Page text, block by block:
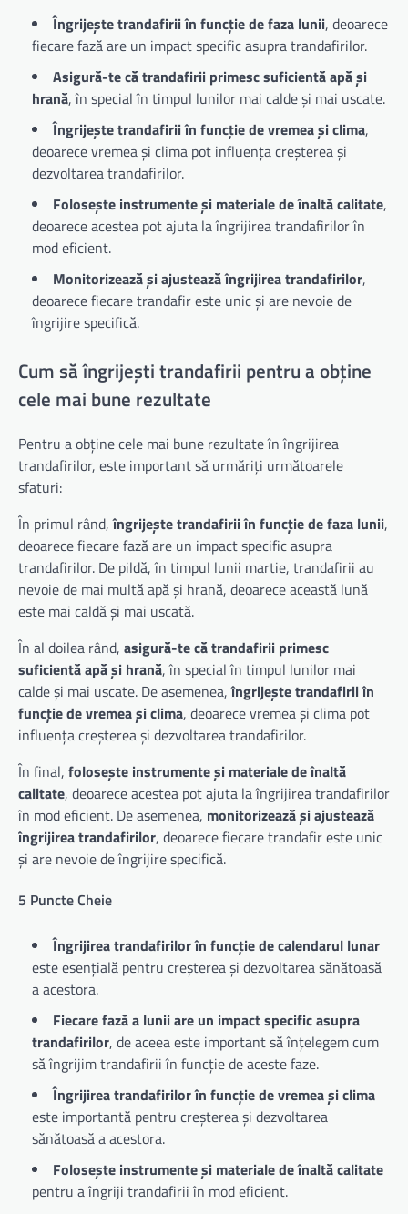
Îngrijește trandafirii în funcție de faza lunii, deoarece
fiecare fază are un impact specific asupra trandafirilor.
Asigură-te că trandafirii primesc suficientă apă și
hrană, în special în timpul lunilor mai calde și mai uscate.
Îngrijește trandafirii în funcție de vremea și clima,
deoarece vremea și clima pot influența creșterea și
dezvoltarea trandafirilor.
Folosește instrumente și materiale de înaltă calitate,
deoarece acestea pot ajuta la îngrijirea trandafirilor în
mod eficient.
Monitorizează și ajustează îngrijirea trandafirilor,
deoarece fiecare trandafir este unic și are nevoie de
îngrijire specifică.
Cum să îngrijești trandafirii pentru a obține
cele mai bune rezultate
Pentru a obține cele mai bune rezultate în îngrijirea
trandafirilor, este important să urmăriți următoarele
sfaturi:
În primul rând,îngrijește trandafirii în funcție de faza lunii,
deoarece fiecare fază are un impact specific asupra
trandafirilor. De pildă, în timpul lunii martie, trandafirii au
nevoie de mai multă apă și hrană, deoarece această lună
este mai caldă și mai uscată.
În al doilea rând, asigură-te că trandafirii primesc
suficientă apă și hrană, în special în timpul lunilor mai
calde și mai uscate. De asemenea,îngrijește trandafirii în
funcție de vremea și clima, deoarece vremea și clima pot
influența creșterea și dezvoltarea trandafirilor.
În final, folosește instrumente și materiale de înaltă
calitate, deoarece acestea pot ajuta la îngrijirea trandafirilor
în mod eficient. De asemenea, monitorizează și ajustează
îngrijirea trandafirilor, deoarece fiecare trandafir este unic
și are nevoie de îngrijire specifică.
5 Puncte Cheie
Îngrijirea trandafirilor în funcție de calendarul lunar
este esențială pentru creșterea și dezvoltarea sănătoasă
a acestora.
Fiecare fază a lunii are un impact specific asupra
trandafirilor, de aceea este important să înțelegem cum
să îngrijim trandafirii în funcție de aceste faze.
Îngrijirea trandafirilor în funcție de vremea și clima
este importantă pentru creșterea și dezvoltarea
sănătoasă a acestora.
Folosește instrumente și materiale de înaltă calitate
pentru a îngriji trandafirii în mod eficient.